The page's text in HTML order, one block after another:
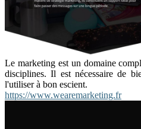
Le marketing est un domaine
disciplines. Il est nécessaire de
l'utiliser à bon escient.
https://www.wearemarketing.fr